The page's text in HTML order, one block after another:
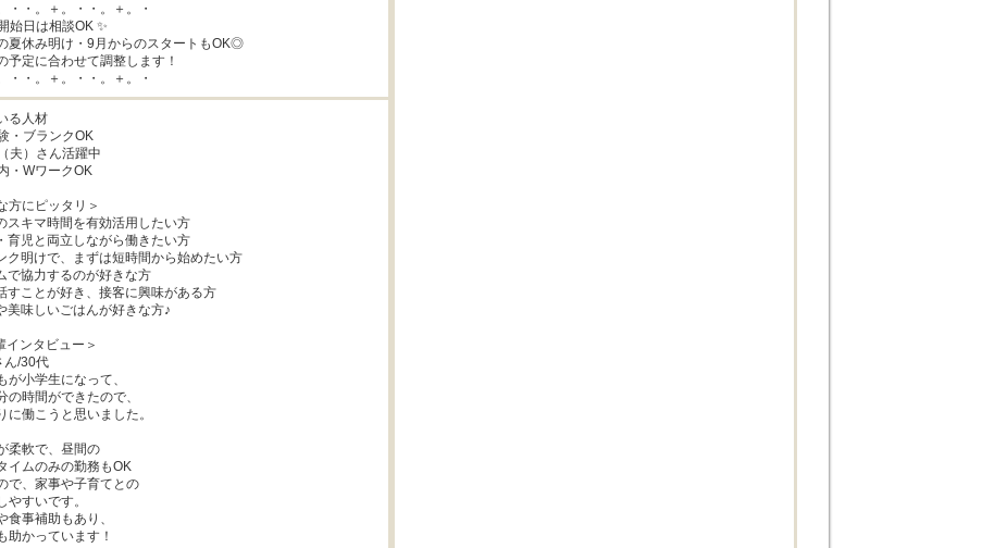
・・。＋。・・。＋。・
始日は相談OK ✨
夏休み明け・9月からのスタートもOK◎
予定に合わせて調整します！
・・。＋。・・。＋。・
る人材
・ブランクOK
夫）さん活躍中
・WワークOK
方にピッタリ＞
スキマ時間を有効活用したい方
育児と両立しながら働きたい方
ク明けで、まずは短時間から始めたい方
で協力するのが好きな方
すことが好き、接客に興味がある方
美味しいごはんが好きな方♪
インタビュー＞
ん/30代
が小学生になって、
の時間ができたので、
に働こうと思いました。
柔軟で、昼間の
イムのみの勤務もOK
で、家事や子育てとの
やすいです。
食事補助もあり、
助かっています！